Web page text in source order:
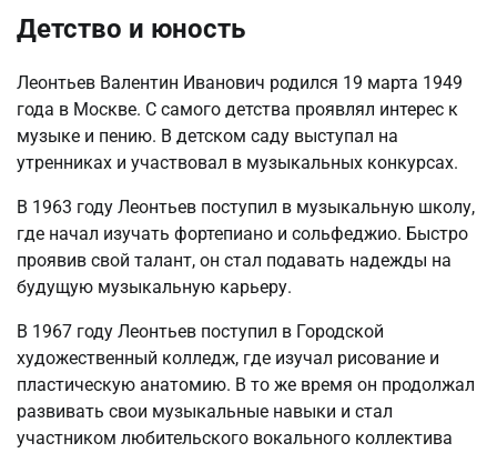
Детство и юность
Леонтьев Валентин Иванович родился 19 марта 1949
года в Москве. С самого детства проявлял интерес к
музыке и пению. В детском саду выступал на
утренниках и участвовал в музыкальных конкурсах.
В 1963 году Леонтьев поступил в музыкальную школу,
где начал изучать фортепиано и сольфеджио. Быстро
проявив свой талант, он стал подавать надежды на
будущую музыкальную карьеру.
В 1967 году Леонтьев поступил в Городской
художественный колледж, где изучал рисование и
пластическую анатомию. В то же время он продолжал
развивать свои музыкальные навыки и стал
участником любительского вокального коллектива